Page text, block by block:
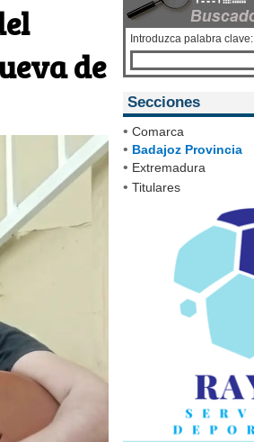
de
Introduzca palabra clave:
Secciones
• Comarca
• Badajoz Provincia
• Extremadura
• Titulares